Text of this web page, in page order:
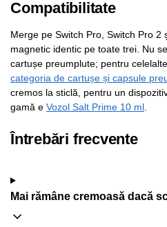
Compatibilitate
Merge pe Switch Pro, Switch Pro
magnetic identic pe toate trei. Nu
cartușe preumplute; pentru
categoria de cartușe și capsule
cremos la sticlă, pentru un
gamă e Vozol Salt Prime 10 ml
Întrebări frecvente
Mai rămâne cremoasă dacă